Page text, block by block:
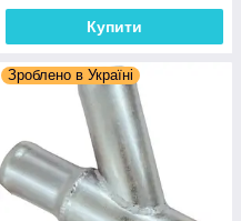
Купити
Зроблено в Україні